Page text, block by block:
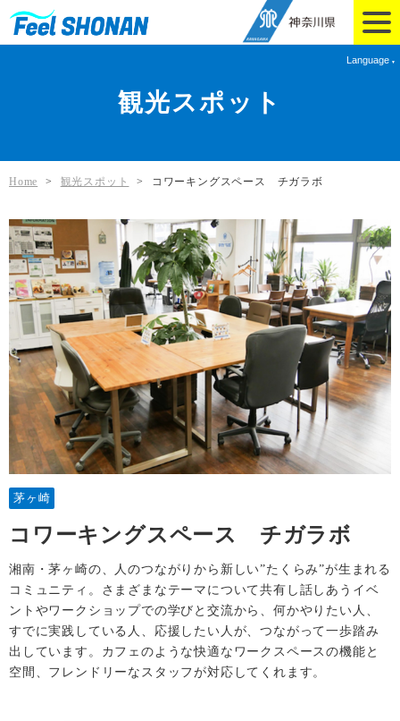
Language
観光スポット
Home > 観光スポット > コワーキングスペース チガラボ
茅ヶ崎
コワーキングスペース チガラボ
湘南・茅ヶ崎の、人のつながりから新しい”たくらみ”が生まれる
コミュニティ。さまざまなテーマについて共有し話しあうイベ
ントやワークショップでの学びと交流から、何かやりたい人、
すでに実践している人、応援したい人が、つながって一歩踏み
出しています。カフェのような快適なワークスペースの機能と
空間、フレンドリーなスタッフが対応してくれます。